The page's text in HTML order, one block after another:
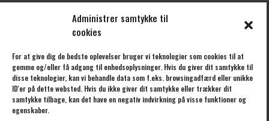
Administrer samtykke til
cookies
For at give dig de bedste oplevelser bruger vi teknologier som cookies til at
gemme og/eller få adgang til enhedsoplysninger. Hvis du giver dit samtykke til
disse teknologier, kan vi behandle data som f.eks. browsingadfærd eller unikke
ID'er på dette websted. Hvis du ikke giver dit samtykke eller trækker dit
samtykke tilbage, kan det have en negativ indvirkning på visse funktioner og
egenskaber.
KLIK HER FOR AT TILMELDE DIG VORES NYHEDSBREV
/// FORESTILLINGER /// BÅDTEATRET